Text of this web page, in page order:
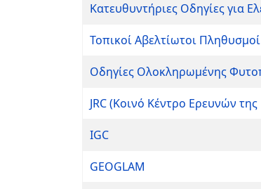
Κατευθυντήριες Οδηγίες για
Τοπικοί Αβελτίωτοι Πληθυσμοί
Οδηγίες Ολοκληρωμένης
JRC (Κοινό Κέντρο Ερευνών
IGC
GEOGLAM